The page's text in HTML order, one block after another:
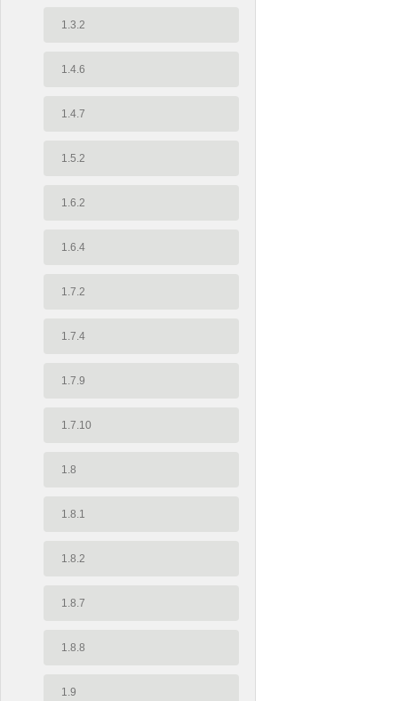
1.3.2
1.4.6
1.4.7
1.5.2
1.6.2
1.6.4
1.7.2
1.7.4
1.7.9
1.7.10
1.8
1.8.1
1.8.2
1.8.7
1.8.8
1.9